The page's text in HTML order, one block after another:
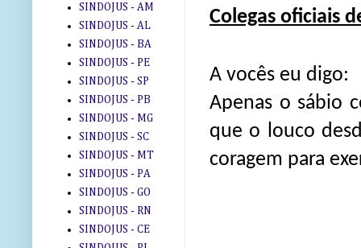
Colegas oficiais
A vocês eu digo:
Apenas o sábio
que o louco
coragem para
SINDOJUS - AM
SINDOJUS - AL
SINDOJUS - BA
SINDOJUS - PE
SINDOJUS - SP
SINDOJUS - PB
SINDOJUS - MG
SINDOJUS - SC
SINDOJUS - MT
SINDOJUS - PA
SINDOJUS - GO
SINDOJUS - RN
SINDOJUS - CE